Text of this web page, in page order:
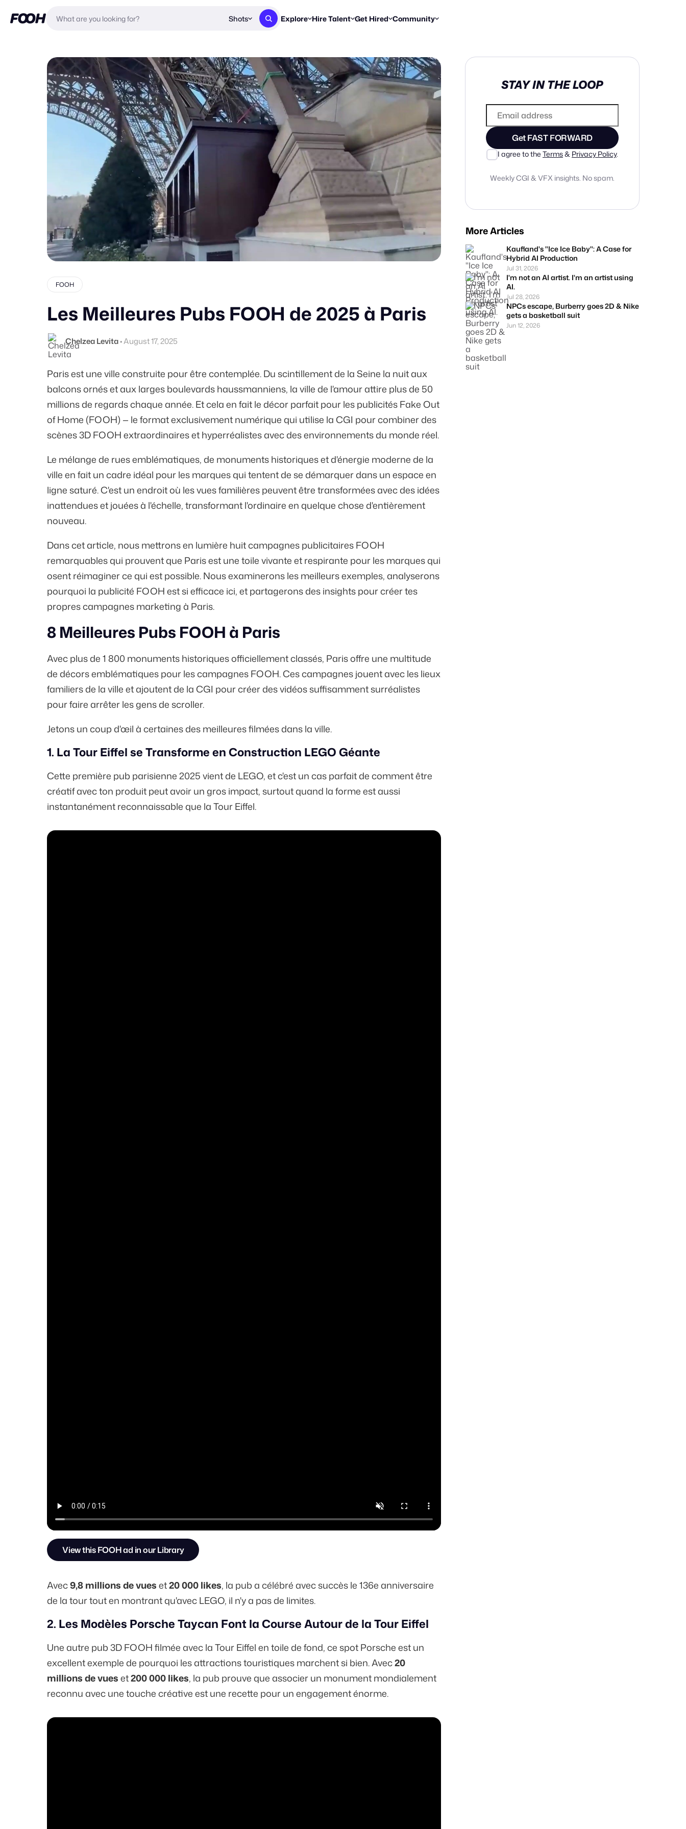
Shots Explore
Staff Picks
New & Noteworthy
Hire Talent
Get proposals from creators
Browse Talent
Find & message creators directly
Concierge
We'll match you with talent
Get Hired
Find briefs & roles to pitch
Share Your Work
Get discovered by brands
Submit & win recognition
Workflows
Break down how you made a reel
Community
Enter a brief, win cash prizes
Resources
Reports, guides & tools
Past winners & the program
Blog
Trends, stories & how-tos
Instagram
Daily FOOH & CGI inspiration
FOOH
Les Meilleures Pubs FOOH de 2025 à Paris
Chelzea Levita•August 17, 2025
Paris est une ville construite pour être contemplée. Du scintillement de la Seine la nuit aux
balcons ornés et aux larges boulevards haussmanniens, la ville de l'amour attire plus de 50
millionsde regards chaque année. Et cela en fait le décor parfait pour les publicités Fake Out
of Home (FOOH) — le format exclusivement numérique qui utilise la CGI pour combiner des
scènes 3D FOOH extraordinaires et hyperréalistes avec des environnements du monde réel.
Le mélange de rues emblématiques, de monuments historiques et d'énergie moderne de la
ville en fait un cadre idéal pour les marques qui tentent de se démarquer dans un espace en
ligne saturé. C'est un endroit où les vues familières peuvent être transformées avec des idées
inattendues et jouées à l'échelle, transformant l'ordinaire en quelque chose d'entièrement
nouveau.
Dans cet article, nous mettrons en lumière huit campagnes publicitaires FOOH
remarquables qui prouvent que Paris est une toile vivante et respirante pour les marques qui
osent réimaginer ce qui est possible. Nous examinerons les meilleurs exemples, analyserons
pourquoi la publicité FOOH est si efficace ici, et partagerons des insights pour créer tes
propres campagnes marketing à Paris.
8 Meilleures Pubs FOOH à Paris
Avec plus de1 800 monuments historiques officiellement classés, Paris offre une multitude
de décors emblématiques pour les campagnes FOOH. Ces campagnes jouent avec les lieux
familiers de la ville et ajoutent de la CGI pour créer des vidéos suffisamment surréalistes
pour faire arrêter les gens de scroller.
Jetons un coup d'œil à certaines des meilleures filmées dans la ville.
1. La Tour Eiffel se Transforme en Construction LEGO Géante
Cette première pub parisienne 2025 vient de LEGO, et c'est un cas parfait de comment être
créatif avec ton produit peut avoir un gros impact, surtout quand la forme est aussi
instantanément reconnaissable que la Tour Eiffel.
View this FOOH ad in our Library
Avec9,8 millions de vueset20 000 likes, la pub a célébré avec succès le 136e anniversaire
de la tour tout en montrant qu'avec LEGO, il n'y a pas de limites.
2. Les Modèles Porsche Taycan Font la Course Autour de la Tour Eiffel
Une autre pub 3D FOOH filmée avec la Tour Eiffel en toile de fond, ce spot Porsche est un
excellent exemple de pourquoi les attractions touristiques marchent si bien. Avec20
millions de vueset200 000 likes, la pub prouve que associer un monument mondialement
reconnu avec une touche créative est une recette pourun engagement énorme.
STAY IN THE LOOP
Get FAST FORWARD
I agree to the Terms& Privacy Policy.
Weekly CGI & VFX insights. No spam.
More Articles
Kaufland's "Ice Ice Baby": A Case for
Hybrid AI Production
Jul 31, 2026
I'm not an AI artist. I'm an artist using
AI.
Jul 28, 2026
NPCs escape, Burberry goes 2D & Nike
gets a basketball suit
Jun 12, 2026